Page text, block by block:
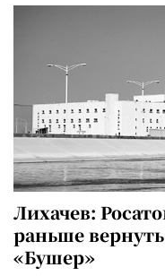
Лихачев:
раньше
«Бушер»